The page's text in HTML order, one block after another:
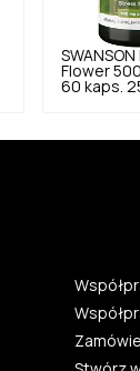
SWANSON
Flower
60 kaps.